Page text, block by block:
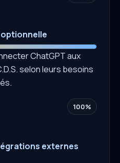
ChatGPT aux
selon leurs besoins
100%
externes